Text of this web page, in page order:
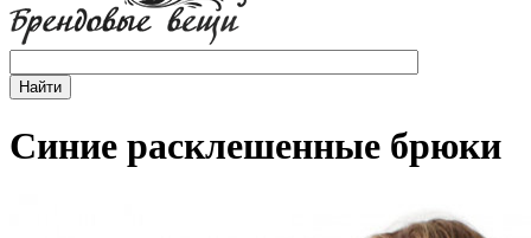
Синие расклешенные брюки